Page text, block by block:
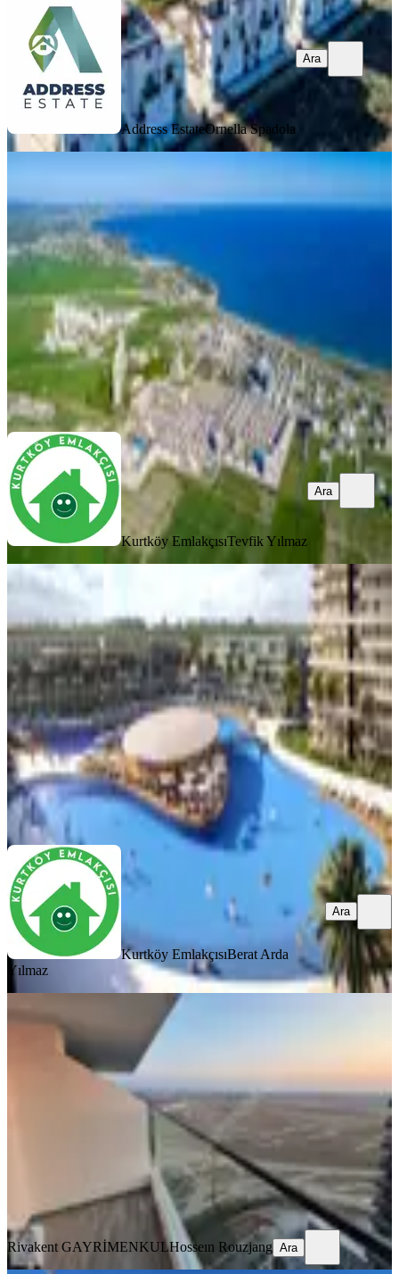
Address EstateOrnella Spadola
Ara
Kıbrıs İskele Long Beach Te Satılık
Stüdyo Daire Sky Life Deluxe
İskele, Merkez Mahallesi
Stüdyo·49 m²
7.200.000 ₺
Kurtköy Emlakçısı Tevfik Yılmaz
Ara
Kurtköy EmlakçısıTevfik Yılmaz
Ara
MANZARALI
Kıbrıs İskele'de Grand Sapphire Blu
Eşyalı Satılık Stüdyo Daire
İskele, Merkez Mahallesi
Stüdyo
· 46 m²· 3. Kat·28.03.2026
6.000.000 ₺6.500.000 ₺
Kurtköy EmlakçısıBerat Arda Yılmaz
Ara
Kurtköy EmlakçısıBerat Arda
Yılmaz
Ara
Kktc İskele Long Beach Grand
Saphire Satılık1+1 Daire Devirdahil
İskele, Merkez Mahallesi
·70 m²· ·06.08.2026
Rivakent GAYRİMENKUL Hosseın Rouzjang
Ara
Rivakent GAYRİMENKULHosseın Rouzjang Ara